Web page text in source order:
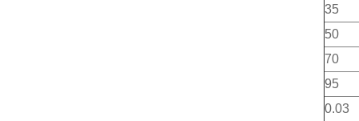
35
50
70
95
0.03